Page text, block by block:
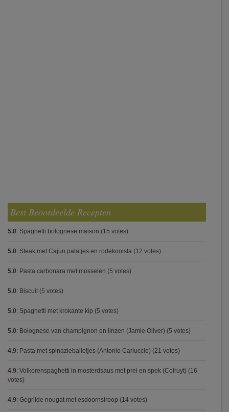
Best Beoordeelde Recepten
5.0: Spaghetti bolognese maison (15 votes)
5.0: Steak met Cajun patatjes en rodekoolsla (12 votes)
5.0: Pasta carbonara met mosselen (5 votes)
5.0: Biscuit (5 votes)
5.0: Spaghetti met krokante kip (5 votes)
5.0: Bolognese van champignon en linzen (Jamie Oliver) (5 votes)
4.9: Pasta met spinazieballetjes (Antonio Carluccio) (21 votes)
4.9: Volkorenspaghetti in mosterdsaus met prei en spek (Colruyt) (16
votes)
4.9: Gegrilde nougat met esdoornsiroop (14 votes)